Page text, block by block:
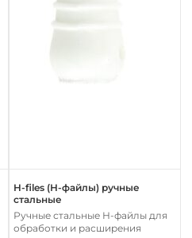
H-files (Н-файлы) ручные
стальные
Ручные стальные Н-файлы для
обработки и расширения